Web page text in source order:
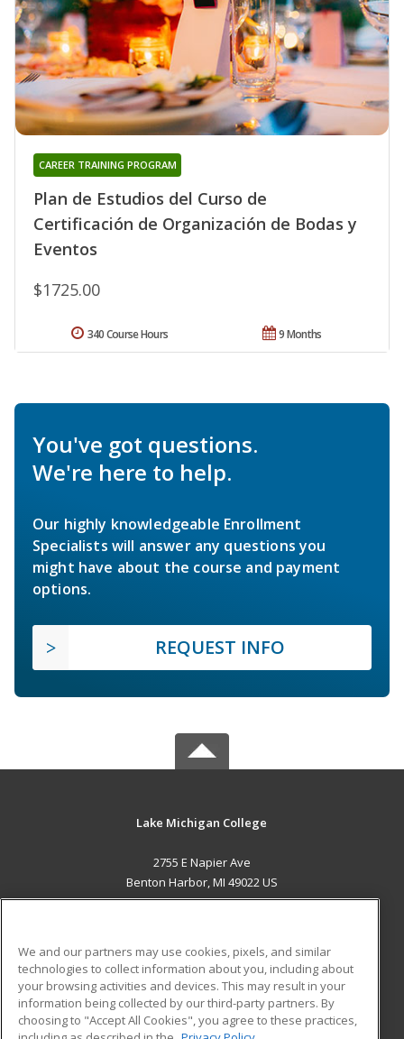
Plan de Estudios del Curso de
Certificación de Organización de Bodas y
Eventos
CAREER TRAINING PROGRAM
$1725.00
9 Months
340 Course Hours
You've got questions.
We're here to help.
Our highly knowledgeable Enrollment
Specialists will answer any questions you
might have about the course and payment
options.
REQUEST INFO
Lake Michigan College
2755 E Napier Ave
Benton Harbor, MI 49022 US
ADDITIONAL RESOURCES
Military
Financial Assistance
Student Blog
We and our partners may use cookies, pixels, and similar
technologies to collect information about you, including about
your browsing activities and devices. This may result in your
information being collected by our third-party partners. By
choosing to "Accept All Cookies", you agree to these practices,